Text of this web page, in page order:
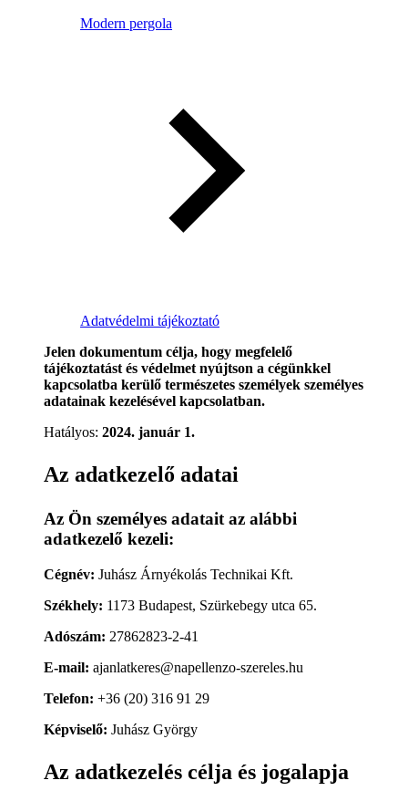
Modern pergola
Adatvédelmi tájékoztató
Jelen dokumentum célja, hogy megfelelő
tájékoztatást és védelmet nyújtson a cégünkkel
kapcsolatba kerülő természetes személyek személyes
adatainak kezelésével kapcsolatban.
Hatályos: 2024. január 1.
Az adatkezelő adatai
Az Ön személyes adatait az alábbi
adatkezelő kezeli:
Cégnév: Juhász Árnyékolás Technikai Kft.
Székhely: 1173 Budapest, Szürkebegy utca 65.
Adószám: 27862823-2-41
E-mail: ajanlatkeres@napellenzo-szereles.hu
Telefon: +36 (20) 316 91 29
Képviselő: Juhász György
Az adatkezelés célja és jogalapja